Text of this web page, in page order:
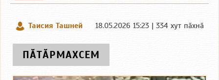
Таисия Ташней 18.05.2026 15:23 | 334 хут пӑхнӑ
ПӐТӐРМАХСЕМ